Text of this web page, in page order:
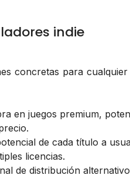
indie
concretas para
en juegos premium,
de cada título a
licencias.
de distribución